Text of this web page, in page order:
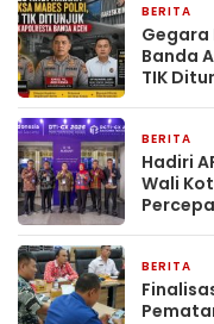
BERITA
Gegara
Banda
TIK
BERITA
Hadiri
Wali
BERITA